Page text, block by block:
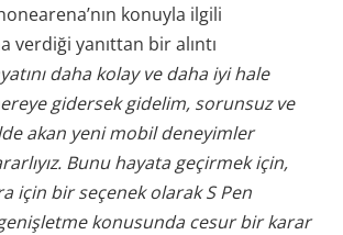
konuyla ilgili
verdiği yanıttan bir alıntı
daha kolay ve daha iyi hale
gidersek gidelim, sorunsuz ve
akan yeni mobil deneyimler
Bunu hayata geçirmek için,
için bir seçenek olarak S Pen
konusunda cesur bir karar